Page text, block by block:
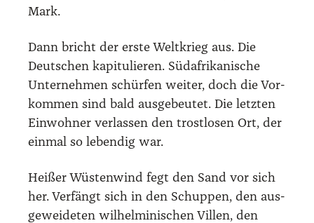
Mark.
Dann bricht der ers­te Welt­krieg aus. Die
Deut­schen kapi­tu­lie­ren. Süd­afri­ka­ni­sche
Unter­neh­men schür­fen wei­ter, doch die Vor­
kom­men sind bald aus­ge­beu­tet. Die letz­ten
Ein­woh­ner ver­las­sen den trost­lo­sen Ort, der
ein­mal so leben­dig war.
Hei­ßer Wüs­ten­wind fegt den Sand vor sich
her. Ver­fängt sich in den Schup­pen, den aus­
ge­wei­de­ten wil­hel­mi­ni­schen Vil­len, den